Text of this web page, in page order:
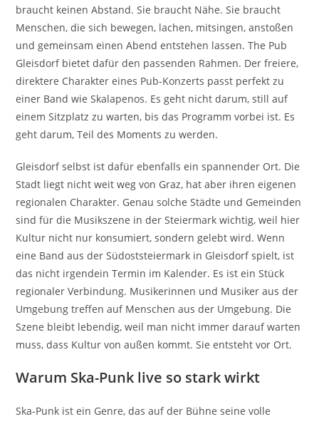
braucht keinen Abstand. Sie braucht Nähe. Sie braucht
Menschen, die sich bewegen, lachen, mitsingen, anstoßen
und gemeinsam einen Abend entstehen lassen. The Pub
Gleisdorf bietet dafür den passenden Rahmen. Der freiere,
direktere Charakter eines Pub-Konzerts passt perfekt zu
einer Band wie Skalapenos. Es geht nicht darum, still auf
einem Sitzplatz zu warten, bis das Programm vorbei ist. Es
geht darum, Teil des Moments zu werden.
Gleisdorf selbst ist dafür ebenfalls ein spannender Ort. Die
Stadt liegt nicht weit weg von Graz, hat aber ihren eigenen
regionalen Charakter. Genau solche Städte und Gemeinden
sind für die Musikszene in der Steiermark wichtig, weil hier
Kultur nicht nur konsumiert, sondern gelebt wird. Wenn
eine Band aus der Südoststeiermark in Gleisdorf spielt, ist
das nicht irgendein Termin im Kalender. Es ist ein Stück
regionaler Verbindung. Musikerinnen und Musiker aus der
Umgebung treffen auf Menschen aus der Umgebung. Die
Szene bleibt lebendig, weil man nicht immer darauf warten
muss, dass Kultur von außen kommt. Sie entsteht vor Ort.
Warum Ska-Punk live so stark wirkt
Ska-Punk ist ein Genre, das auf der Bühne seine volle